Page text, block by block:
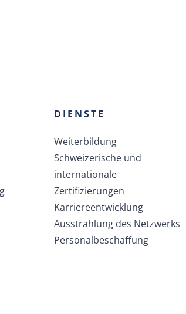
DIENSTE
Weiterbildung
Schweizerische und
internationale
Zertifizierungen
Karriereentwicklung
Ausstrahlung des Netzwerks
Personalbeschaffung